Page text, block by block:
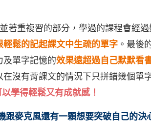
著重複習的部分，學過的課程會經
鬆的記起課文中生疏的單字 。最後
及單字記憶的效果遠超過自己默默看
沒有背課文的情況下只拼錯幾個單
學得輕鬆又有成就感！
跟麥克風還有一顆想要突破自己的決